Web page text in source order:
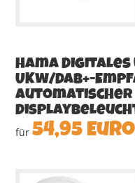
hama Digitales
UKW/DAB+-
automatischer
für 54,95 Euro